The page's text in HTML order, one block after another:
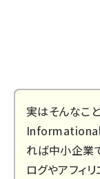
実はそんなこ
Informational
れば中小企業
ログやアフィ